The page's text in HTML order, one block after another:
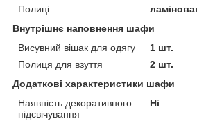
Полиці
Внутрішнє наповнення шафи
Висувний вішак для одягу
1 шт.
Полиця для взуття
2 шт.
Додаткові характеристики шафи
Наявність декоративного
підсвічування
Ні